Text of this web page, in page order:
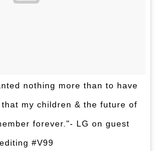
nothing more than to have
my children & the future of
forever."- LG on guest
editing #V99